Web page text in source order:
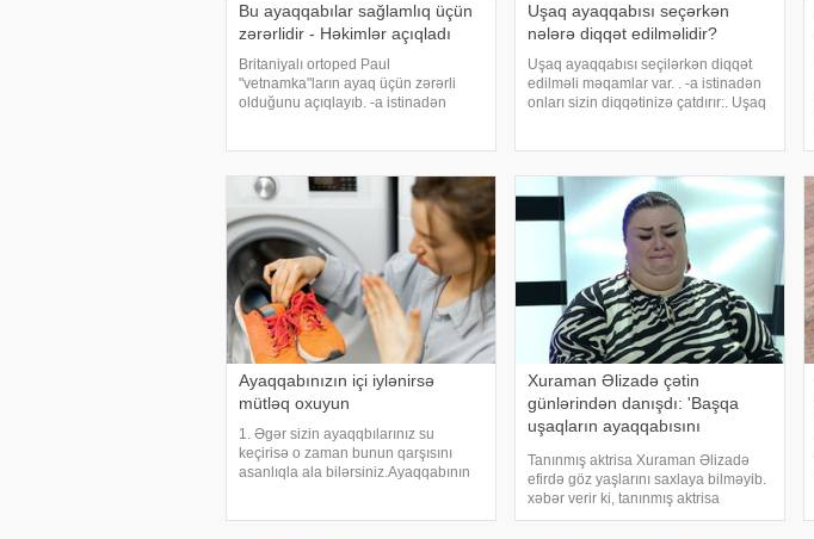
Bu ayaqqabılar sağlamlıq üçün
zərərlidir - Həkimlər açıqladı
Britaniyalı ortoped Paul
"vetnamka"ların ayaq üçün zərərli
olduğunu açıqlayıb. -a istinadən
"vetnamka"la
Uşaq ayaqqabısı seçərkən
nələrə diqqət edilməlidir?
Uşaq ayaqqabısı seçilərkən diqqət
edilməli məqamlar var. . -a istinadən
onları sizin diqqətinizə çatdırır:. Uşaq
Uçarı
Ayaqqabınızın içi iylənirsə
mütləq oxuyun
1. Əgər sizin ayaqqbılarınız su
keçirisə o zaman bunun qarşısını
asanlıqla ala bilərsiniz.Ayaqqabının
Xuraman Əlizadə çətin
günlərindən danışdı: 'Başqa
uşaqların ayaqqabısını
Tanınmış aktrisa Xuraman Əlizadə
efirdə göz yaşlarını saxlaya bilməyib.
xəbər verir ki, tanınmış aktrisa
Xuraman Əlizadə ARB-də